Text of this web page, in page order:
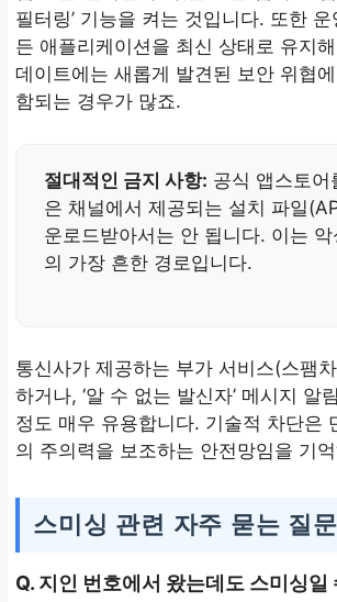
필터링’ 기능을 켜는 것입니다. 또한
든 애플리케이션을 최신 상태로 유지
데이트에는 새롭게 발견된 보안 위협
함되는 경우가 많죠.
절대적인 금지 사항: 공식 앱스토어
은 채널에서 제공되는 설치 파일
운로드받아서는 안 됩니다. 이는
의 가장 흔한 경로입니다.
통신사가 제공하는 부가 서비스(스팸
하거나, ‘알 수 없는 발신자’ 메시지 알
정도 매우 유용합니다. 기술적 차단은
의 주의력을 보조하는 안전망임을 기
스미싱 관련 자주 묻는 질
Q. 지인 번호에서 왔는데도 스미싱일